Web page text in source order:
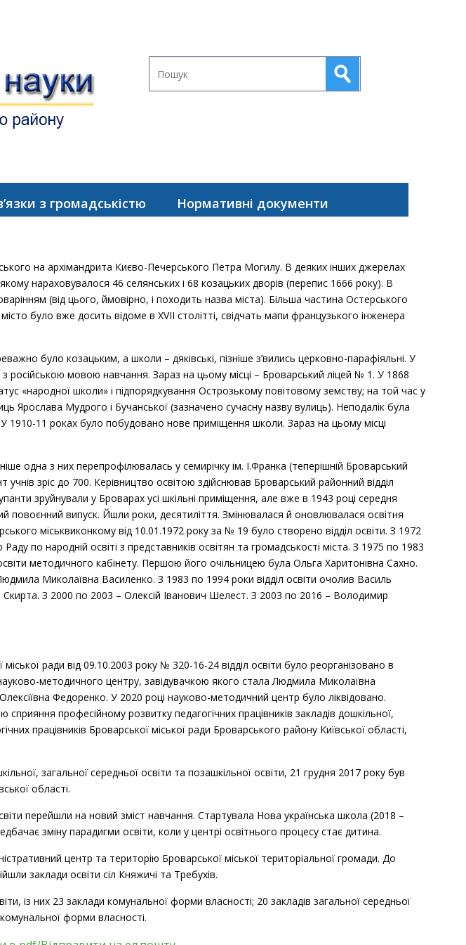
з громадськістю Нормативні документи
на архімандрита Києво-Печерського Петра Могилу. В деяких інших джерелах
нараховувалося 46 селянських і 68 козацьких дворів (перепис 1666 року). В
(від цього, ймовірно, і походить назва міста). Більша частина Остерського
було вже досить відоме в XVII столітті, свідчать мапи французького інженера
було козацьким, а школи – дяківські, пізніше з’вились церковно-парафіяльні. У
мовою навчання. Зараз на цьому місці – Броварський ліцей № 1. У 1868
«народної школи» і підпорядкування Острозькому повітовому земству; на той час у
Ярослава Мудрого і Бучанської (зазначено сучасну назву вулиць). Неподалік була
1910-11 роках було побудовано нове приміщення школи. Зараз на цьому місці
одна з них перепрофілювалась у семирічку ім. І.Франка (теперішній Броварський
зріс до 700. Керівництво освітою здійснював Броварський районний відділ
зруйнували у Броварах усі шкільні приміщення, але вже в 1943 році середня
повоєнний випуск. Йшли роки, десятиліття. Змінювалася й оновлювалася освітня
міськвиконкому від 10.01.1972 року за № 19 було створено відділ освіти. З 1972
по народній освіті з представників освітян та громадськості міста. З 1975 по 1983
методичного кабінету. Першою його очільницею була Ольга Харитонівна Сахно.
Миколаївна Василенко. З 1983 по 1994 роки відділ освіти очолив Василь
З 2000 по 2003 – Олексій Іванович Шелест. З 2003 по 2016 – Володимир
ради від 09.10.2003 року № 320-16-24 відділ освіти було реорганізовано в
методичного центру, завідувачкою якого стала Людмила Миколаївна
Федоренко. У 2020 році науково-методичний центр було ліквідовано.
професійному розвитку педагогічних працівників закладів дошкільної,
працівників Броварської міської ради Броварського району Київської області,
загальної середньої освіти та позашкільної освіти, 21 грудня 2017 року був
області.
перейшли на новий зміст навчання. Стартувала Нова українська школа (2018 –
зміну парадигми освіти, коли у центрі освітнього процесу стає дитина.
центр та територію Броварської міської територіальної громади. До
заклади освіти сіл Княжичі та Требухів.
із них 23 заклади комунальної форми власності; 20 закладів загальної середньої
форми власності.